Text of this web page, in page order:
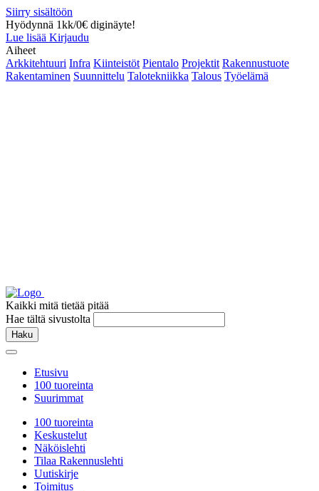
Siirry sisältöön
Hyödynnä 1kk/0€ diginäyte!
Lue lisää Kirjaudu
Aiheet
Arkkitehtuuri Infra Kiinteistöt Pientalo Projektit Rakennustuote
Rakentaminen Suunnittelu Talotekniikka Talous Työelämä
Kaikki mitä tietää pitää
Hae tältä sivustolta
Haku
Etusivu
100 tuoreinta
Suurimmat
100 tuoreinta
Keskustelut
Näköislehti
Tilaa Rakennuslehti
Uutiskirje
Toimitus